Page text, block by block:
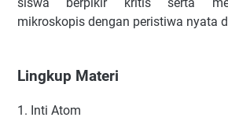
mikroskopis dengan peristiwa nyata
Lingkup Materi
1. Inti Atom